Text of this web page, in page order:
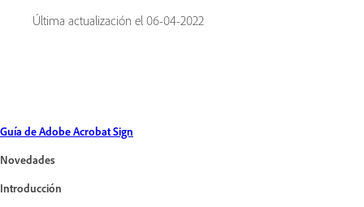
Última actualización el 06-04-2022
Guía de Adobe Acrobat Sign
Novedades
Introducción